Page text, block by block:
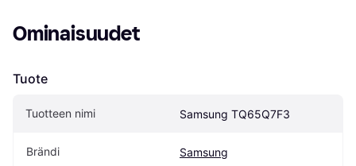
Ominaisuudet
Tuote
Tuotteen nimi Samsung TQ65Q7F3
Brändi Samsung